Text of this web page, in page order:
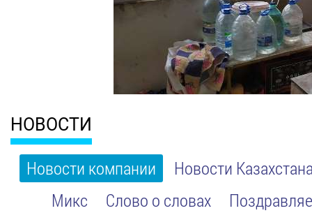
НОВОСТИ
Новости компании
Новости
Микс
Слово о словах